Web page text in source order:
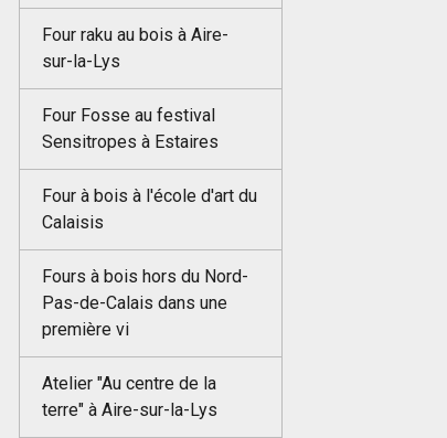
Four raku au bois à Aire-
sur-la-Lys
Four Fosse au festival
Sensitropes à Estaires
Four à bois à l'école d'art du
Calaisis
Fours à bois hors du Nord-
Pas-de-Calais dans une
première vi
Atelier "Au centre de la
terre" à Aire-sur-la-Lys